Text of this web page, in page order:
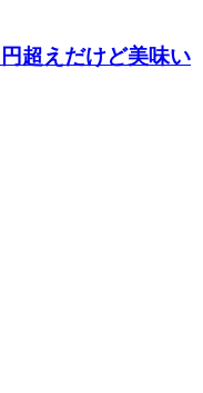
超えだけど美味い